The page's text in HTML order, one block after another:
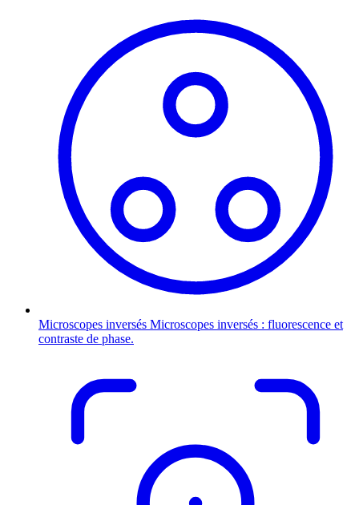
Microscopes inversés Microscopes inversés : fluorescence et
contraste de phase.